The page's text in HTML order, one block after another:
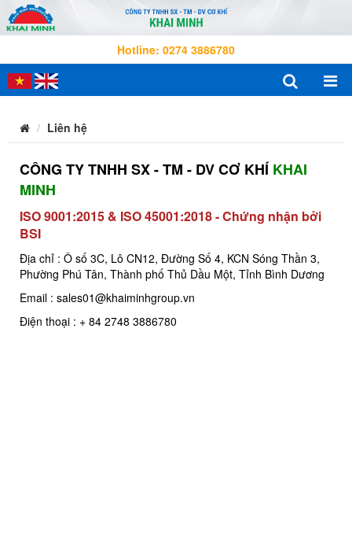
Hotline: 0274 3886780
Liên hệ
CÔNG TY TNHH SX - TM - DV CƠ KHÍKHAI
MINH
ISO 9001:2015 & ISO 45001:2018 - Chứng nhận bởi
BSI
Địa chỉ : Ô số 3C, Lô CN12, Đường Số 4, KCN Sóng Thần 3,
Phường Phú Tân, Thành phố Thủ Dầu Một, Tỉnh Bình Dương
Email : sales01@khaiminhgroup.vn
Điện thoại : + 84 2748 3886780